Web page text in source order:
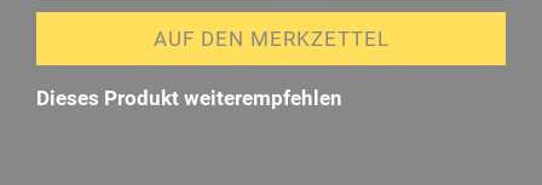
AUF DEN MERKZETTEL
Dieses Produkt weiterempfehlen